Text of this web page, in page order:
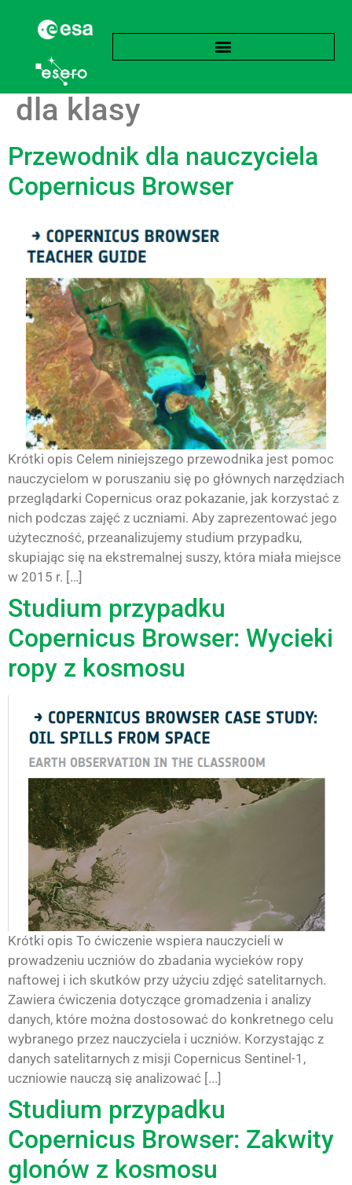
Kategoria:Materiały
dla klasy
Przewodnik dla nauczyciela
Copernicus Browser
Krótki opis Celem niniejszego przewodnika jest pomoc
nauczycielom w poruszaniu się po głównych narzędziach
przeglądarki Copernicus oraz pokazanie, jak korzystać z
nich podczas zajęć z uczniami. Aby zaprezentować jego
użyteczność, przeanalizujemy studium przypadku,
skupiając się na ekstremalnej suszy, która miała miejsce
w 2015 r. […]
Studium przypadku
Copernicus Browser: Wycieki
ropy z kosmosu
Krótki opis To ćwiczenie wspiera nauczycieli w
prowadzeniu uczniów do zbadania wycieków ropy
naftowej i ich skutków przy użyciu zdjęć satelitarnych.
Zawiera ćwiczenia dotyczące gromadzenia i analizy
danych, które można dostosować do konkretnego celu
wybranego przez nauczyciela i uczniów. Korzystając z
danych satelitarnych z misji Copernicus Sentinel-1,
uczniowie nauczą się analizować [...]
Studium przypadku
Copernicus Browser: Zakwity
glonów z kosmosu